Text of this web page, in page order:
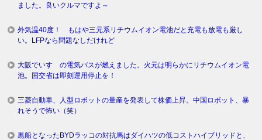
ました。良いクルマですよ～
外気温40度！ もはや三元系リチウムイオン電池だと充電も放電も厳し
い。LFPなら問題なしだけれど
大阪でいすゞの電気バスが燃えました。火元は明らかにリチウムイオン電
池。国交省は即刻運用停止を！
三菱自動車、人型ロボットの量産を発表して株価上昇。中国ロボット、暴
れそうで怖い（笑）
黒船となったBYDラッコの対抗馬はダイハツの低コストハイブリッドと、